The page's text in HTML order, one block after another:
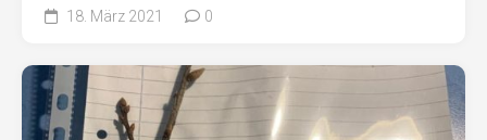
18. März 2021 0